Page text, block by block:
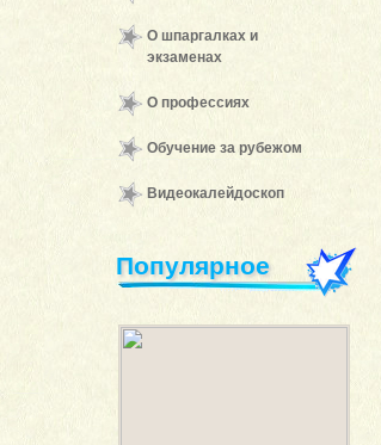
О шпаргалках и
экзаменах
О профессиях
Обучение за рубежом
Видеокалейдоскоп
Популярное